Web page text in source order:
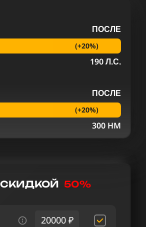
ПОСЛЕ
(+20%)
190 Л.С.
ПОСЛЕ
(+20%)
300 HM
50%
20000 ₽